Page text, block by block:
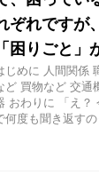
ぞれですが
「困りごと」
じめに 人間関係
ど 買物など 交通
おわりに 「え？
何度も聞き返す